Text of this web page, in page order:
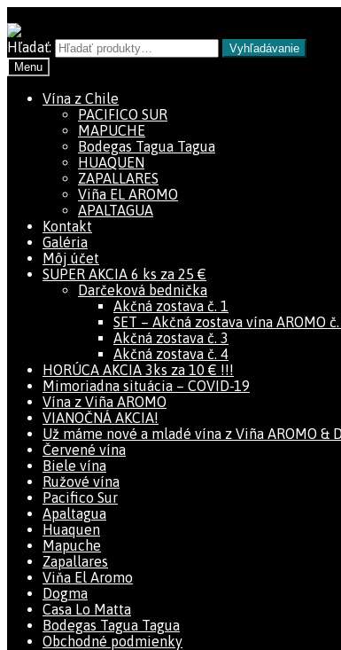
Hľadať:
Vyhľadávanie
Menu
Vína z Chile
PACIFICO SUR
MAPUCHE
Bodegas Tagua Tagua
HUAQUEN
ZAPALLARES
Viña EL AROMO
APALTAGUA
Kontakt
Galéria
Môj účet
SUPER AKCIA 6 ks za 25 €
Darčeková bednička
Akčná zostava č. 1
SET – Akčná zostava vína AROMO č.
Akčná zostava č. 3
Akčná zostava č. 4
HORÚCA AKCIA 3ks za 10 € !!!
Mimoriadna situácia – COVID-19
Vína z Viña AROMO
VIANOČNÁ AKCIA!
Už máme nové a mladé vína z Viña AROMO &
Červené vína
Biele vína
Ružové vína
Pacifico Sur
Apaltagua
Huaquen
Mapuche
Zapallares
Viňa El Aromo
Dogma
Casa Lo Matta
Bodegas Tagua Tagua
Obchodné podmienky